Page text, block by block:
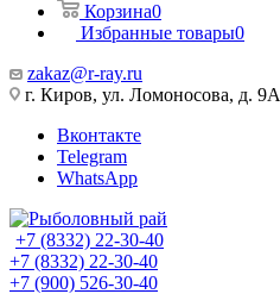
Корзина0
Избранные товары0
zakaz@r-ray.ru
г. Киров, ул. Ломоносова, д. 9А
Вконтакте
Telegram
WhatsApp
+7 (8332) 22-30-40
+7 (8332) 22-30-40
+7 (900) 526-30-40